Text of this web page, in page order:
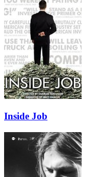
Inside Job